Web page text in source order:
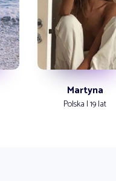
Martyna
Polska | 19 lat